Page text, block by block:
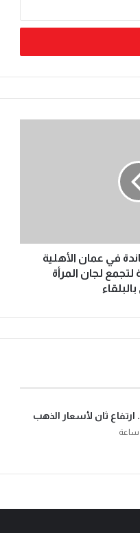
في عمان الأهلية
لتجمع لجان المرأة
ارتفاع ثان لأسعار الذهب